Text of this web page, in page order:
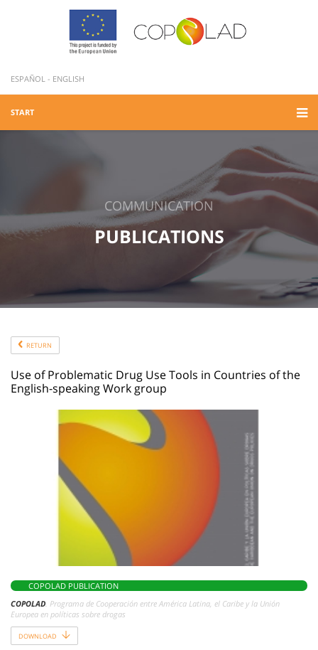
ESPAÑOL - ENGLISH
START
COMMUNICATION
PUBLICATIONS
RETURN
Use of Problematic Drug Use Tools in Countries of the
English-speaking Work group
COPOLAD PUBLICATION
COPOLAD. Programa de Cooperación entre América Latina, el Caribe y la Unión
Europea en políticas sobre drogas
DOWNLOAD